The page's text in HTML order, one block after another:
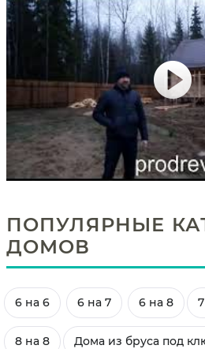
ПОПУЛЯРНЫЕ
ДОМОВ
6 на 6 6 на 7 6 на 8
8 на 8 Дома из бруса под